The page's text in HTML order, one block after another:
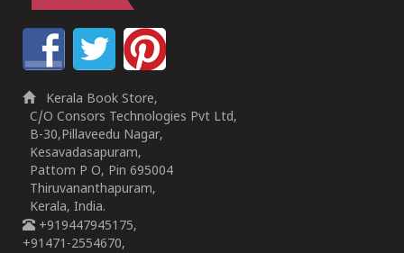
Kerala Book Store,
C/O Consors Technologies Pvt Ltd,
B-30,Pillaveedu Nagar,
Kesavadasapuram,
Pattom P O, Pin 695004
Thiruvananthapuram,
Kerala, India.
+919447945175,
+91471-2554670,